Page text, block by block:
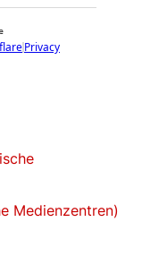
Medienzentren)